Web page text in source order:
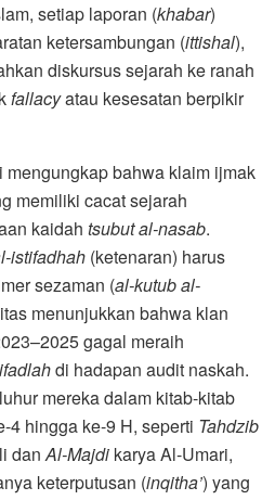
setiap laporan (khabar)
ketersambungan (ittishal),
diskursus sejarah ke ranah
fallacyatau kesesatan berpikir
bahwa klaim ijmak
memiliki cacat sejarah
kaidah tsubut al-nasab.
istifadhah (ketenaran) harus
sezaman (al-kutub al-
menunjukkan bahwa klan
gagal meraih
di hadapan audit naskah.
mereka dalam kitab-kitab
4 hingga ke-9 H, seperti Tahdzib
danAl-Majdi karya Al-Umari,
keterputusan (inqitha’) yang